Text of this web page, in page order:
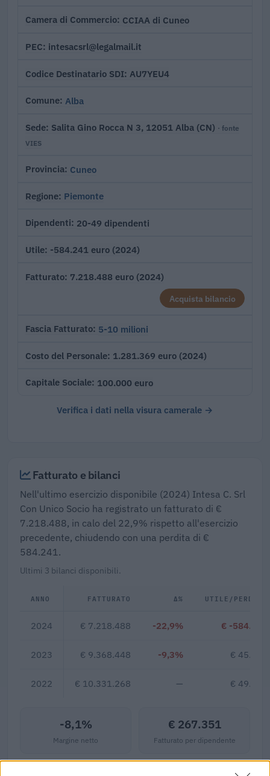
Camera di Commercio CCIAA di Cuneo
PEC intesacsrl@legalmail.it
Codice Destinatario SDI AU7YEU4
Comune Alba
Sede Salita Gino Rocca N 3, 12051 Alba (CN) · fonte
VIES
Provincia Cuneo
Regione Piemonte
Dipendenti 20-49 dipendenti
Utile -584.241 euro (2024)
Fatturato 7.218.488 euro (2024)
Acquista bilancio
Fascia Fatturato 5-10 milioni
Costo del Personale 1.281.369 euro (2024)
Capitale Sociale 100.000 euro
Verifica i dati nella visura camerale →
Fatturato e bilanci
Nell'ultimo esercizio disponibile (2024) Intesa C. Srl
Con Unico Socio ha registrato un fatturato di €
7.218.488, in calo del 22,9% rispetto all'esercizio
precedente, chiudendo con una perdita di €
584.241.
Ultimi 3 bilanci disponibili.
ANNO FATTURATO Δ% UTILE/PERDITA
2024 € 7.218.488 -22,9% € -584.241
2023 € 9.368.448 -9,3% € 45.033
2022 € 10.331.268 — € 49.893
-8,1%
Margine netto
€ 267.351
Fatturato per dipendente